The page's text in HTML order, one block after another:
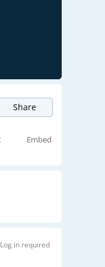
Share
Embed
Log in required